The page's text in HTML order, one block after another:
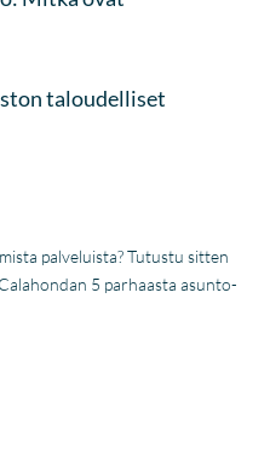
taloudelliset
palveluista? Tutustu sitten
5 parhaasta asunto-